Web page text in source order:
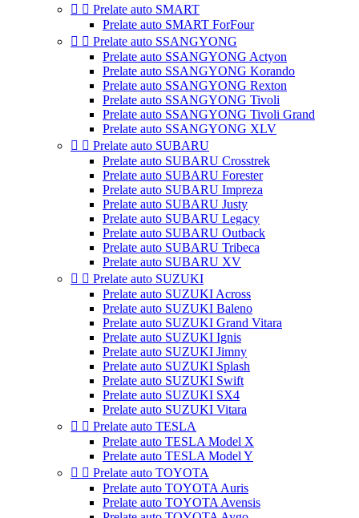
  Prelate auto SMART
Prelate auto SMART ForFour
  Prelate auto SSANGYONG
Prelate auto SSANGYONG Actyon
Prelate auto SSANGYONG Korando
Prelate auto SSANGYONG Rexton
Prelate auto SSANGYONG Tivoli
Prelate auto SSANGYONG Tivoli Grand
Prelate auto SSANGYONG XLV
  Prelate auto SUBARU
Prelate auto SUBARU Crosstrek
Prelate auto SUBARU Forester
Prelate auto SUBARU Impreza
Prelate auto SUBARU Justy
Prelate auto SUBARU Legacy
Prelate auto SUBARU Outback
Prelate auto SUBARU Tribeca
Prelate auto SUBARU XV
  Prelate auto SUZUKI
Prelate auto SUZUKI Across
Prelate auto SUZUKI Baleno
Prelate auto SUZUKI Grand Vitara
Prelate auto SUZUKI Ignis
Prelate auto SUZUKI Jimny
Prelate auto SUZUKI Splash
Prelate auto SUZUKI Swift
Prelate auto SUZUKI SX4
Prelate auto SUZUKI Vitara
  Prelate auto TESLA
Prelate auto TESLA Model X
Prelate auto TESLA Model Y
  Prelate auto TOYOTA
Prelate auto TOYOTA Auris
Prelate auto TOYOTA Avensis